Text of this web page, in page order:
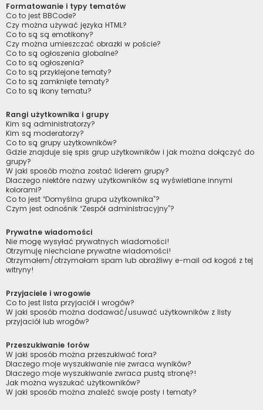
Formatowanie i typy tematów
Co to jest BBCode?
Czy można używać języka HTML?
Co to są są emotikony?
Czy można umieszczać obrazki w poście?
Co to są ogłoszenia globalne?
Co to są ogłoszenia?
Co to są przyklejone tematy?
Co to są zamknięte tematy?
Co to są ikony tematu?
Rangi użytkownika i grupy
Kim są administratorzy?
Kim są moderatorzy?
Co to są grupy użytkowników?
Gdzie znajduje się spis grup użytkowników i jak można dołączyć do
grupy?
W jaki sposób można zostać liderem grupy?
Dlaczego niektóre nazwy użytkowników są wyświetlane innymi
kolorami?
Co to jest “Domyślna grupa użytkownika”?
Czym jest odnośnik “Zespół administracyjny”?
Prywatne wiadomości
Nie mogę wysyłać prywatnych wiadomości!
Otrzymuję niechciane prywatne wiadomości!
Otrzymałem/otrzymałam spam lub obraźliwy e-mail od kogoś z tej
witryny!
Przyjaciele i wrogowie
Co to jest lista przyjaciół i wrogów?
W jaki sposób można dodawać/usuwać użytkowników z listy
przyjaciół lub wrogów?
Przeszukiwanie forów
W jaki sposób można przeszukiwać fora?
Dlaczego moje wyszukiwanie nie zwraca wyników?
Dlaczego moje wyszukiwanie zwraca pustą stronę?!
Jak można wyszukać użytkowników?
W jaki sposób można znaleźć swoje posty i tematy?